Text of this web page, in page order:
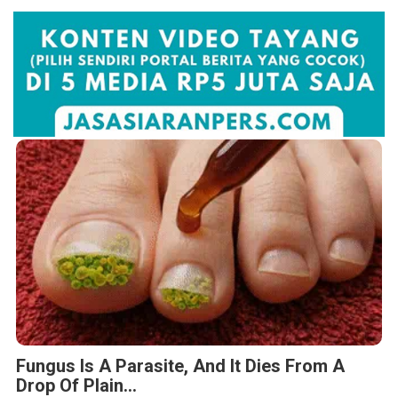
Fungus Is A Parasite, And It Dies From A
Drop Of Plain...